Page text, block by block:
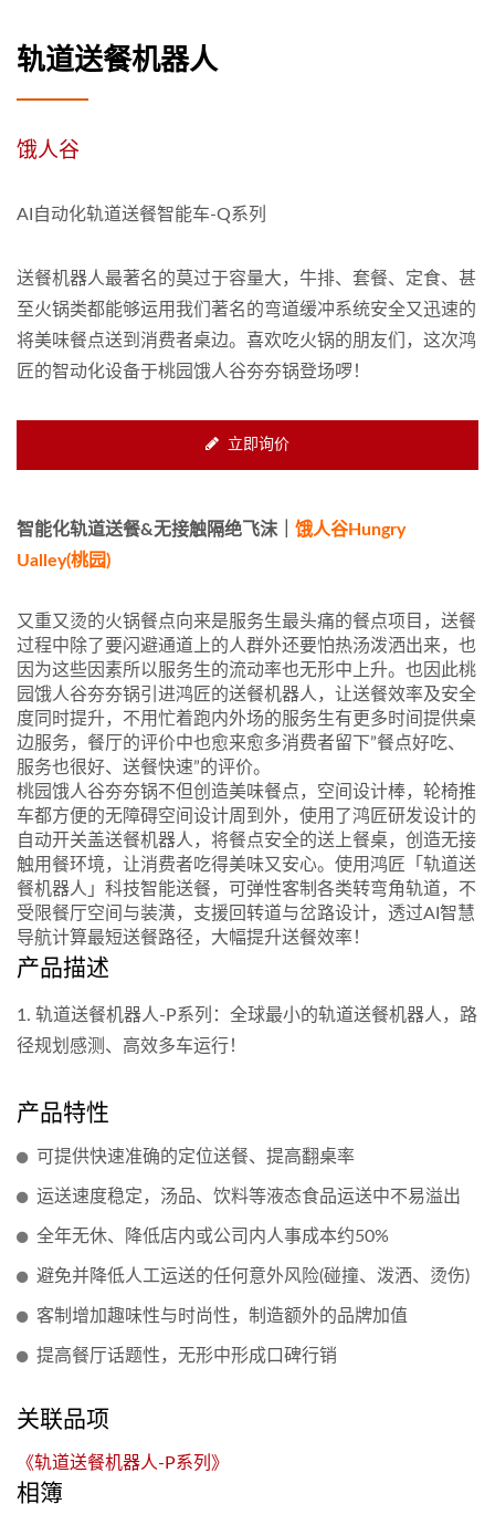
轨道送餐机器人
饿人谷
AI自动化轨道送餐智能车-Q系列
送餐机器人最著名的莫过于容量大，牛排、套餐、定食、甚
至火锅类都能够运用我们著名的弯道缓冲系统安全又迅速的
将美味餐点送到消费者桌边。喜欢吃火锅的朋友们，这次鸿
匠的智动化设备于桃园饿人谷夯夯锅登场啰！
立即询价
智能化轨道送餐&无接触隔绝飞沫｜ 饿人谷Hungry
Ualley(桃园)
又重又烫的火锅餐点向来是服务生最头痛的餐点项目，送餐
过程中除了要闪避通道上的人群外还要怕热汤泼洒出来，也
因为这些因素所以服务生的流动率也无形中上升。也因此桃
园饿人谷夯夯锅引进鸿匠的送餐机器人，让送餐效率及安全
度同时提升，不用忙着跑内外场的服务生有更多时间提供桌
边服务，餐厅的评价中也愈来愈多消费者留下”餐点好吃、
服务也很好、送餐快速”的评价。
桃园饿人谷夯夯锅不但创造美味餐点，空间设计棒，轮椅推
车都方便的无障碍空间设计周到外，使用了鸿匠研发设计的
自动开关盖送餐机器人，将餐点安全的送上餐桌，创造无接
触用餐环境，让消费者吃得美味又安心。使用鸿匠「轨道送
餐机器人」科技智能送餐，可弹性客制各类转弯角轨道，不
受限餐厅空间与装潢，支援回转道与岔路设计，透过AI智慧
导航计算最短送餐路径，大幅提升送餐效率！
产品描述
1. 轨道送餐机器人-P系列：全球最小的轨道送餐机器人，路
径规划感测、高效多车运行！
产品特性
可提供快速准确的定位送餐、提高翻桌率
运送速度稳定，汤品、饮料等液态食品运送中不易溢出
全年无休、降低店内或公司内人事成本约50%
避免并降低人工运送的任何意外风险(碰撞、泼洒、烫伤)
客制增加趣味性与时尚性，制造额外的品牌加值
提高餐厅话题性，无形中形成口碑行销
关联品项
《轨道送餐机器人-P系列》
相簿